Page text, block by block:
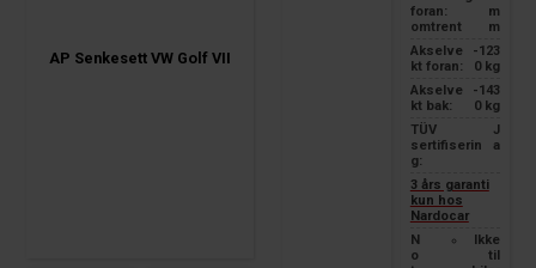
AP Senkesett VW Golf VII
foran:
omtrent
m
m
Akselve
kt foran:
-123
0 kg
Akselve
kt bak:
-143
0 kg
TÜV
sertifiserin
g:
J
a
3 års garanti
kun hos
Nardocar
N
o
Ikke
til